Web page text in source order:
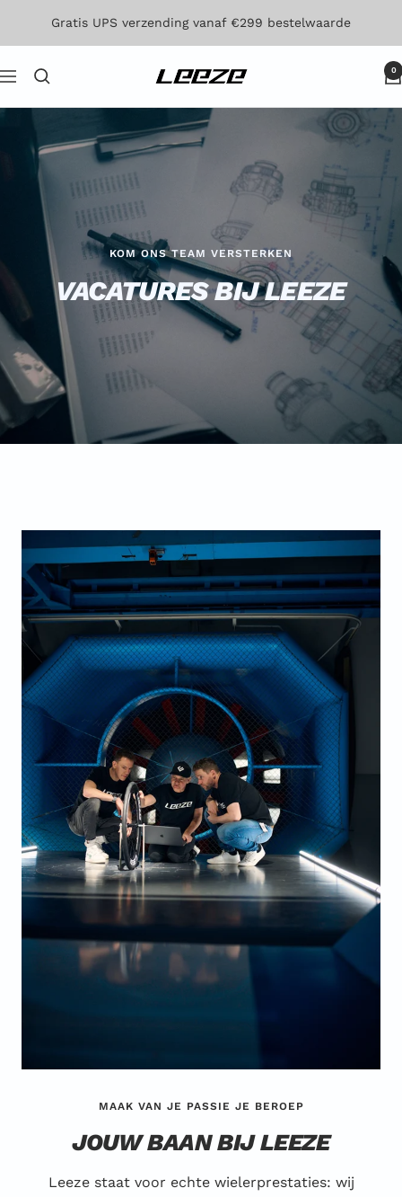
inhoud
Gratis UPS verzending vanaf €299 bestelwaarde
Navigatie Leeze 0
KOM ONS TEAM VERSTERKEN
VACATURES BIJ LEEZE
MAAK VAN JE PASSIE JE BEROEP
JOUW BAAN BIJ LEEZE
Leeze staat voor echte wielerprestaties: wij